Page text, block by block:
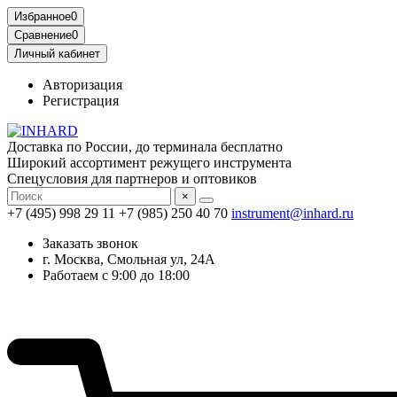
Избранное0
Сравнение0
Личный кабинет
Авторизация
Регистрация
Доставка по России, до терминала бесплатно
Широкий ассортимент режущего инструмента
Спецусловия для партнеров и оптовиков
×
+7 (495) 998 29 11 +7 (985) 250 40 70 instrument@inhard.ru
Заказать звонок
г. Москва, Смольная ул, 24А
Работаем с 9:00 до 18:00